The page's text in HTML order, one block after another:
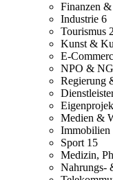
Finanzen
Industrie 6
Tourismus
Kunst &
E-
NPO &
Regierung
Medien &
Immobilien
Sport 15
Medizin,
Nahrungs-